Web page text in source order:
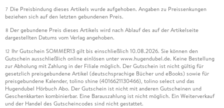
7 Die Preisbindung dieses Artikels wurde aufgehoben. Angaben zu Preissenkungen
beziehen sich auf den letzten gebundenen Preis.
8 Der gebundene Preis dieses Artikels wird nach Ablauf des auf der Artikelseite
dargestellten Datums vom Verlag angehoben.
12 Ihr Gutschein SOMMER13 gilt bis einschließlich 10.08.2026. Sie können den
Gutschein ausschließlich online einlösen unter www.hugendubel.de. Keine Bestellung
zur Abholung mit Zahlung in der Filiale möglich. Der Gutschein ist nicht gültig für
gesetzlich preisgebundene Artikel (deutschsprachige Bücher und eBooks) sowie für
preisgebundene Kalender, tolino shine (4016621130466), tolino select und das
Hugendubel Hörbuch Abo. Der Gutschein ist nicht mit anderen Gutscheinen und
Geschenkkarten kombinierbar. Eine Barauszahlung ist nicht möglich. Ein Weiterverkauf
und der Handel des Gutscheincodes sind nicht gestattet.